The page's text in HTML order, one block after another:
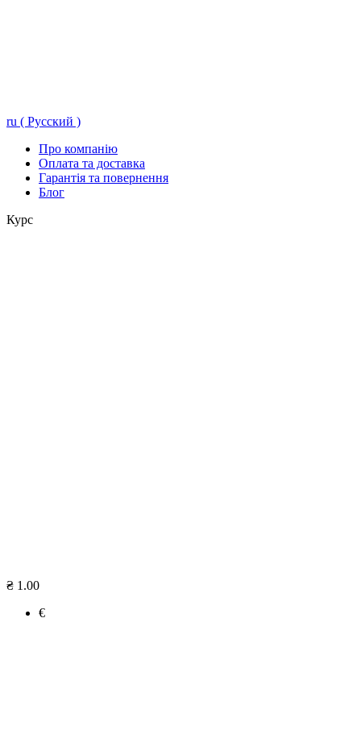
ru ( Русский )
Про компанію
Оплата та доставка
Гарантія та повернення
Блог
Курс
₴ 1.00
€